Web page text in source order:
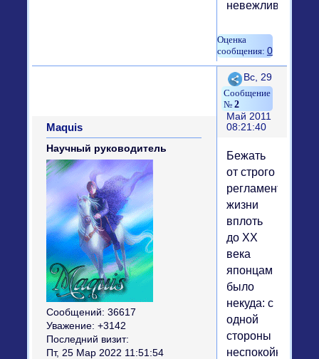
невежливым.
0
Поделиться
2
Вс, 29
Май 2011
08:21:40
Maquis
Научный руководитель
Сообщений: 36617
Уважение: +3142
Последний визит:
Пт, 25 Мар 2022 11:51:54
Бежать
от строго
жизни
вплоть
до XX
века
японцам
было
некуда: с
одной
стороны
неспокойный